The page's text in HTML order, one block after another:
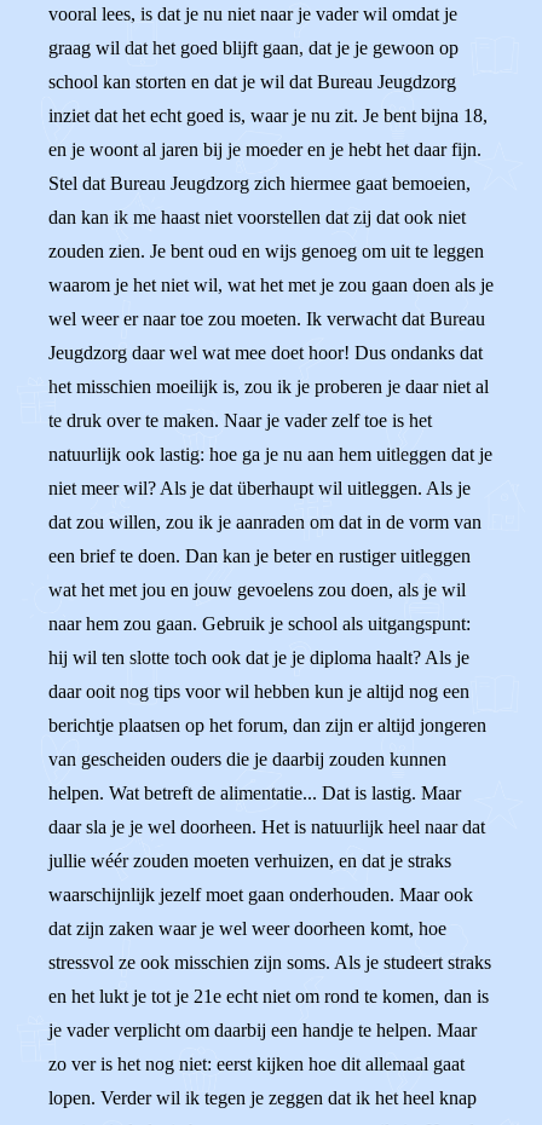
vooral lees, is dat je nu niet naar je vader wil omdat je
graag wil dat het goed blijft gaan, dat je je gewoon op
school kan storten en dat je wil dat Bureau Jeugdzorg
inziet dat het echt goed is, waar je nu zit. Je bent bijna 18,
en je woont al jaren bij je moeder en je hebt het daar fijn.
Stel dat Bureau Jeugdzorg zich hiermee gaat bemoeien,
dan kan ik me haast niet voorstellen dat zij dat ook niet
zouden zien. Je bent oud en wijs genoeg om uit te leggen
waarom je het niet wil, wat het met je zou gaan doen als je
wel weer er naar toe zou moeten. Ik verwacht dat Bureau
Jeugdzorg daar wel wat mee doet hoor! Dus ondanks dat
het misschien moeilijk is, zou ik je proberen je daar niet al
te druk over te maken. Naar je vader zelf toe is het
natuurlijk ook lastig: hoe ga je nu aan hem uitleggen dat je
niet meer wil? Als je dat überhaupt wil uitleggen. Als je
dat zou willen, zou ik je aanraden om dat in de vorm van
een brief te doen. Dan kan je beter en rustiger uitleggen
wat het met jou en jouw gevoelens zou doen, als je wil
naar hem zou gaan. Gebruik je school als uitgangspunt:
hij wil ten slotte toch ook dat je je diploma haalt? Als je
daar ooit nog tips voor wil hebben kun je altijd nog een
berichtje plaatsen op het forum, dan zijn er altijd jongeren
van gescheiden ouders die je daarbij zouden kunnen
helpen. Wat betreft de alimentatie... Dat is lastig. Maar
daar sla je je wel doorheen. Het is natuurlijk heel naar dat
jullie wéér zouden moeten verhuizen, en dat je straks
waarschijnlijk jezelf moet gaan onderhouden. Maar ook
dat zijn zaken waar je wel weer doorheen komt, hoe
stressvol ze ook misschien zijn soms. Als je studeert straks
en het lukt je tot je 21e echt niet om rond te komen, dan is
je vader verplicht om daarbij een handje te helpen. Maar
zo ver is het nog niet: eerst kijken hoe dit allemaal gaat
lopen. Verder wil ik tegen je zeggen dat ik het heel knap